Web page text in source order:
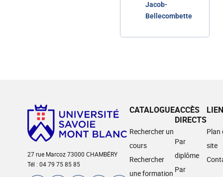
Jacob-
Bellecombette
27 rue Marcoz 73000 CHAMBÉRY
Tél : 04 79 75 85 85
CATALOGUE
Rechercher un
cours
Rechercher
une formation
ACCÈS
DIRECTS
Par
diplôme
Par
Plan
site